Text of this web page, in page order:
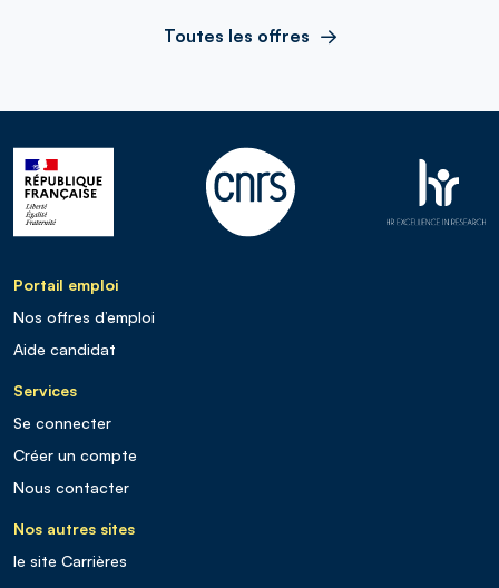
Toutes les offres
Portail emploi
Nos offres d’emploi
Aide candidat
Services
Se connecter
Créer un compte
Nous contacter
Nos autres sites
le site Carrières